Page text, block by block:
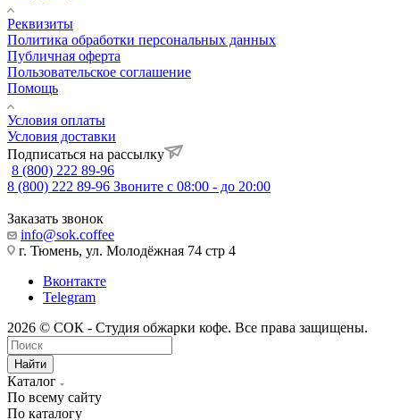
Реквизиты
Политика обработки персональных данных
Публичная оферта
Пользовательское соглашение
Помощь
Условия оплаты
Условия доставки
Подписаться на рассылку
8 (800) 222 89-96
8 (800) 222 89-96 Звоните с 08:00 - до 20:00
Заказать звонок
info@sok.coffee
г. Тюмень, ул. Молодёжная 74 стр 4
Вконтакте
Telegram
2026 © СОК - Студия обжарки кофе. Все права защищены.
Найти
Каталог
По всему сайту
По каталогу